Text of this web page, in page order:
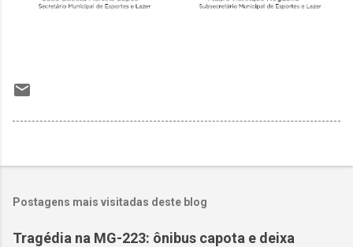
Postagens mais visitadas deste blog
Tragédia na MG-223: ônibus capota e deixa